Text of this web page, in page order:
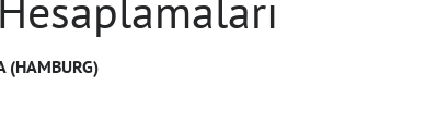
(HAMBURG)